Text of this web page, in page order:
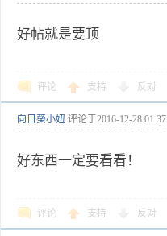
好帖就是要顶
评论 支持 反对
向日葵小妞 评论于2016-12-28 01:37
好东西一定要看看！
评论 支持 反对